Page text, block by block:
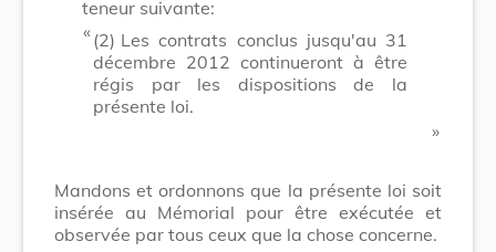
teneur suivante:
​ «(2) Les contrats conclus jusqu'au 31
décembre 2012 continueront à être
régis par les dispositions de la
présente loi.
​ »
Mandons et ordonnons que la présente loi soit
insérée au Mémorial pour être exécutée et
observée par tous ceux que la chose concerne.